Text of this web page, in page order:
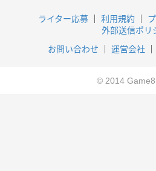
ライター応募 利用規約
外部送信ポリ
お問い合わせ
運営会社
© 2014